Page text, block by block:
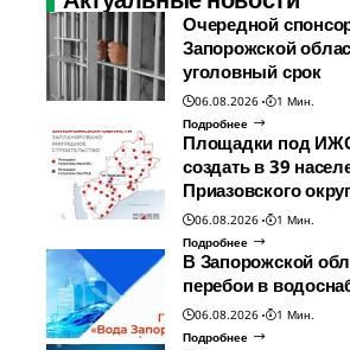
Очередной
Запорожской
уголовный срок
06.08.2026
1 Мин.
Подробнее
Площадки под
создать в 39
Приазовского
06.08.2026
1 Мин.
Подробнее
В Запорожской
перебои в
06.08.2026
1 Мин.
Подробнее